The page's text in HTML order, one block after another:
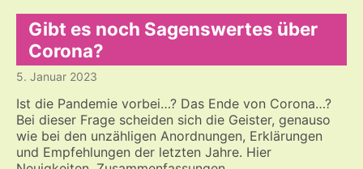
Frage
der
der
Kriegsbegeisterung
Gibt es noch Sagenswertes über
Corona?
5. Januar 2023
Ist die Pandemie vorbei…? Das Ende von Corona…?
Bei dieser Frage scheiden sich die Geister, genauso
wie bei den unzähligen Anordnungen, Erklärungen
und Empfehlungen der letzten Jahre. Hier